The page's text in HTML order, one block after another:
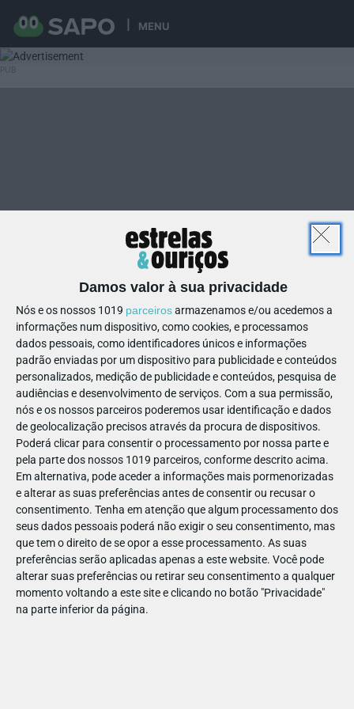
MENU
Damos valor à sua privacidade
Nós e os nossos 1019 parceirosarmazenamos e/ou acedemos a
informações num dispositivo, como cookies, e processamos
dados pessoais, como identificadores únicos e informações
padrão enviadas por um dispositivo para publicidade e conteúdos
personalizados, medição de publicidade e conteúdos, pesquisa de
audiências e desenvolvimento de serviços. Com a sua permissão,
nós e os nossos parceiros poderemos usar identificação e dados
de geolocalização precisos através da procura de dispositivos.
Poderá clicar para consentir o processamento por nossa parte e
pela parte dos nossos 1019 parceiros, conforme descrito acima.
Em alternativa, pode aceder a informações mais pormenorizadas
e alterar as suas preferências antes de consentir ou recusar o
consentimento. Tenha em atenção que algum processamento dos
seus dados pessoais poderá não exigir o seu consentimento, mas
que tem o direito de se opor a esse processamento. As suas
preferências serão aplicadas apenas a este website. Você pode
alterar suas preferências ou retirar seu consentimento a qualquer
momento voltando a este site e clicando no botão "Privacidade"
na parte inferior da página.
17
492921783884020